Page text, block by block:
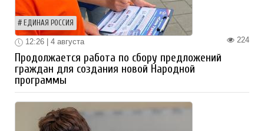
ЕДИНАЯ РОССИЯ
224
12:26 | 4 августа
Продолжается работа по сбору предложений
граждан для создания новой Народной
программы